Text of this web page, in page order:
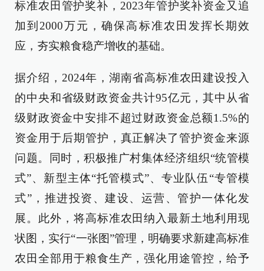
标准农田管护奖补，2023年管护奖补资金又追
加到2000万元，确保高标准农田发挥长期效
应，夯实粮食稳产增收的基础。
据介绍，2024年，湖南省高标准农田建设投入
的中央和省级财政资金共计95亿元，其中从省
级财政资金中安排不超过财政资金总额1.5%的
资金用于后期管护，真正解决了管护资金来源
问题。同时，积极推广村集体经济组织“统管模
式”、新型主体“托管模式”、专业队伍“专管模
式”，推进投资、建设、运营、管护一体化发
展。此外，将高标准农田纳入最新土地利用现
状图，实行“一张图”管理，明确要求新建高标准
农田全部用于粮食生产，强化用途管控，给予